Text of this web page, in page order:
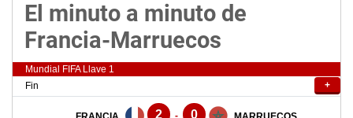
El minuto a minuto de
Francia-Marruecos